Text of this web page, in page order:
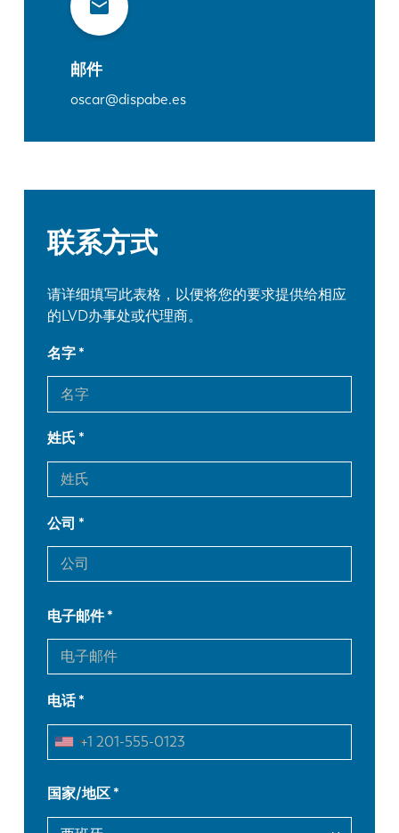
邮件
oscar@dispabe.es
联系方式
请详细填写此表格，以便将您的要求提供给相应
的LVD办事处或代理商。
名字
姓氏
公司
电子邮件
电话
国家/地区
EN NL
FR